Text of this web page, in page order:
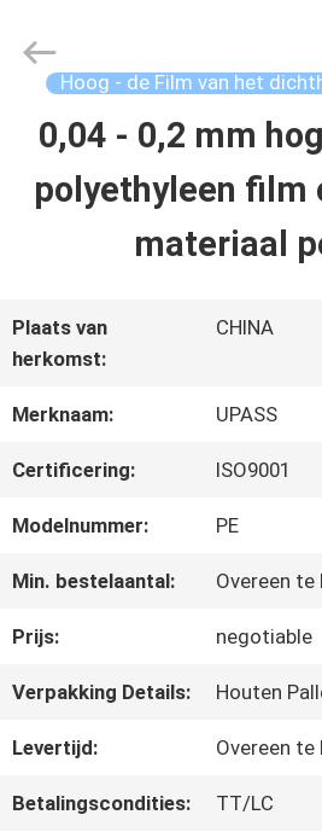
HUIS
PRODUCTEN
VIDEO'S
VR-
SHOW
FABRIEKSTOCHT
Material
Technology
(Shanghai)
Hoog - de Film van het
0,04 - 0,2 mm
polyethyleen film
materiaal
Plaats van
herkomst:
CHINA
Merknaam: UPASS
Certificering: ISO9001
Modelnummer: PE
Min. bestelaantal: Overeen te
Prijs: negotiable
Verpakking Details: Houten
Levertijd: Overeen te
Betalingscondities: TT/LC